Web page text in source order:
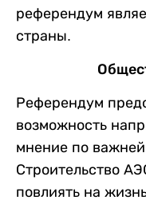
референдум
страны.
Референдум
возможность
мнение по
Строительство
повлиять на